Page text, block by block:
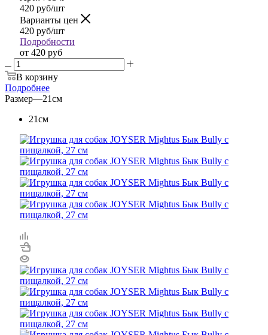
420 руб/шт
Варианты цен
420 руб/шт
Подробности
от 420 руб
В корзину
Подробнее
Размер—21см
21см